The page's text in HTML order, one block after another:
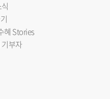
혜 Stories
부자